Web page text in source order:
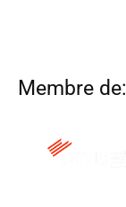
Membre de: